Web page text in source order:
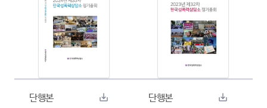
단행본 단행본